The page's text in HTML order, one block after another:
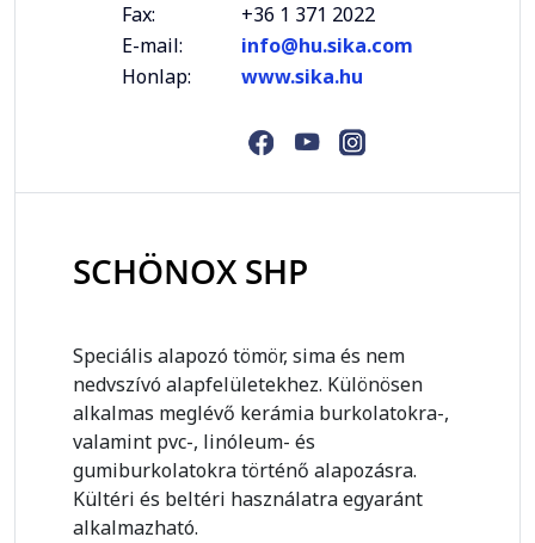
Fax:
+36 1 371 2022
E-mail:
info@hu.sika.com
Honlap:
www.sika.hu
SCHÖNOX SHP
Speciális alapozó tömör, sima és nem
nedvszívó alapfelületekhez. Különösen
alkalmas meglévő kerámia burkolatokra-,
valamint pvc-, linóleum- és
gumiburkolatokra történő alapozásra.
Kültéri és beltéri használatra egyaránt
alkalmazható.